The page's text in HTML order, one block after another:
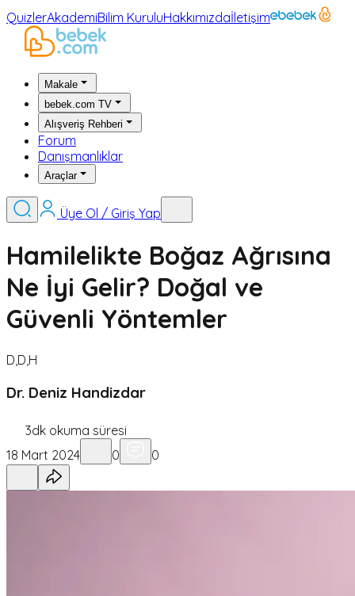
QuizlerAkademiBilim KuruluHakkımızdaİletişim
Makale
bebek.com TV
Alışveriş Rehberi
Forum
Danışmanlıklar
Araçlar
Üye Ol / Giriş Yap
Hamilelikte Boğaz Ağrısına
Ne İyi Gelir? Doğal ve
Güvenli Yöntemler
D,D,H
Dr. Deniz Handizdar
3dk okuma süresi
18 Mart 2024
0 0